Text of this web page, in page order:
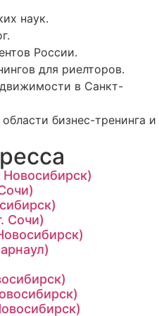
наук.
России.
для риелторов.
в Санкт-
бизнес-тренинга и
Новосибирск)
Сочи)